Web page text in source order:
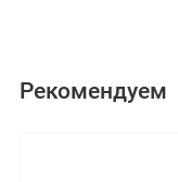
Рекомендуем